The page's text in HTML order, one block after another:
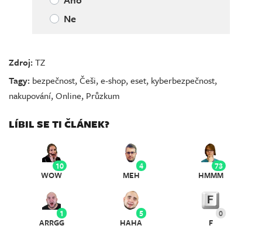
Ne
Zdroj:TZ
Tagy: bezpečnost,Češi,e-shop,eset, kyberbezpečnost,
nakupování,Online, Průzkum
LÍBIL SE TI ČLÁNEK?
10
WOW
4
MEH
73
HMMM
1
ARRGG
5
HAHA
0
F